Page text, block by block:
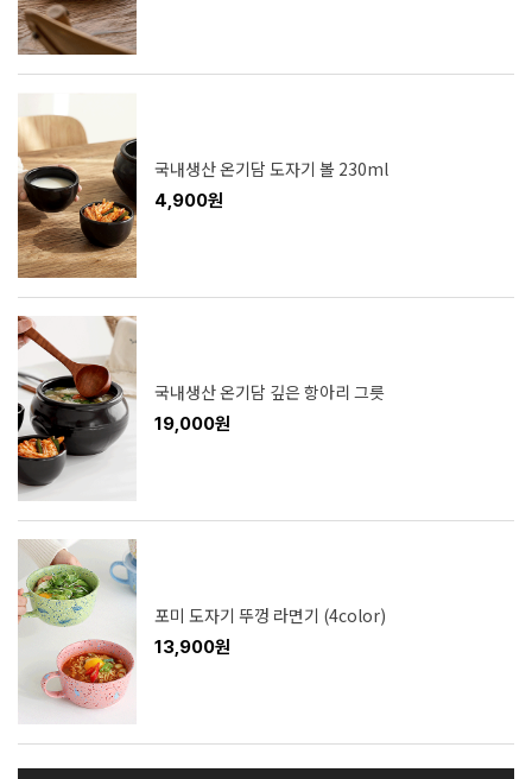
국내생산 온기담 도자기 볼 230ml
4,900원
국내생산 온기담 깊은 항아리 그릇
19,000원
포미 도자기 뚜껑 라면기 (4color)
13,900원